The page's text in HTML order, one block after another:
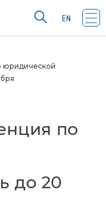
юридической
по
до 20